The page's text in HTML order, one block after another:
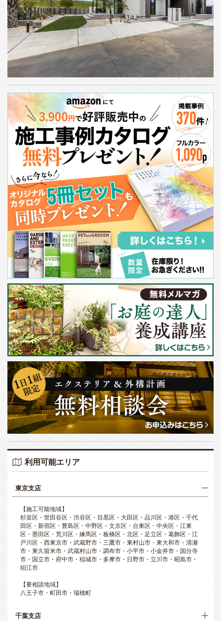
利用可能エリア
東京支店
【施工可能地域】
杉並区・世田谷区・渋谷区・目黒区・大田区・品川区・港区・千代
田区・新宿区・豊島区・中野区・文京区・台東区・中央区・江東
区・墨田区・荒川区・練馬区・板橋区・北区・足立区・葛飾区・江
戸川区・西東京市・武蔵野市・三鷹市・東村山市・東大和市・清瀬
市・東久留米市・武蔵村山市・調布市・小平市・小金井市・国分寺
市・国立市・府中市・稲城市・多摩市・日野市・立川市・昭島市・
狛江市
【要相談地域】
八王子市・町田市・瑞穂町
千葉支店